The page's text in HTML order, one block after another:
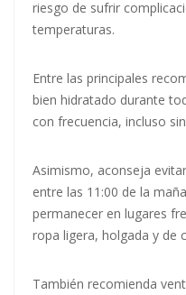
riesgo de sufrir
temperaturas.
Entre las principales
bien hidratado durante
con frecuencia, incluso
Asimismo, aconseja
entre las 11:00 de la
permanecer en lugares
ropa ligera, holgada y de
También recomienda